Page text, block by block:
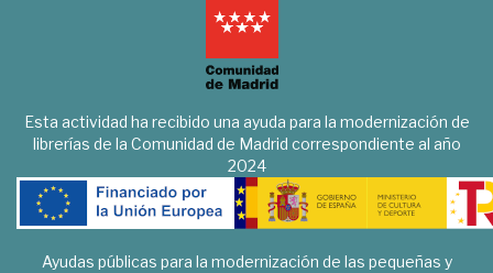
Esta actividad ha recibido una ayuda para la modernización de
librerías de la Comunidad de Madrid correspondiente al año
2024
Ayudas públicas para la modernización de las pequeñas y